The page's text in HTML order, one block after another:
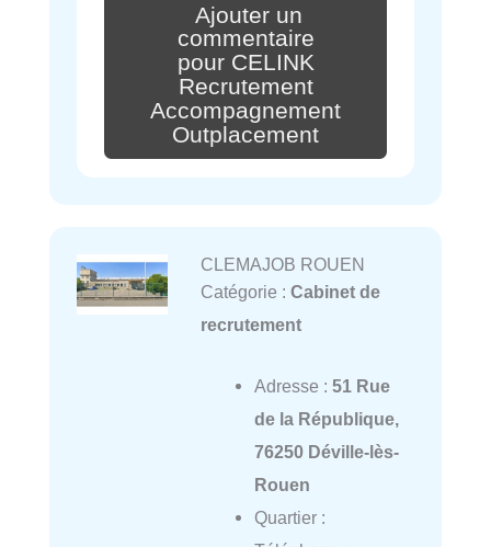
Ajouter un
commentaire
pour CELINK
Recrutement
Accompagnement
Outplacement
CLEMAJOB ROUEN
Catégorie : Cabinet de
recrutement
Adresse : 51 Rue
de la République,
76250 Déville-lès-
Rouen
Quartier :